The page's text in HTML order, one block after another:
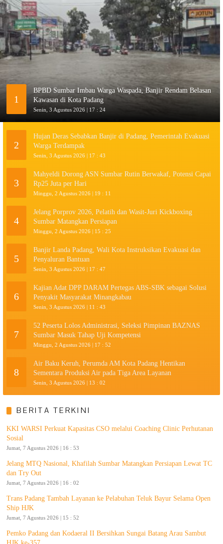
1
BPBD Sumbar Imbau Warga Waspada, Banjir Rendam Belasan
Kawasan di Kota Padang
Senin, 3 Agustus 2026 | 17 : 24
2
Hujan Deras Sebabkan Banjir di Padang, Pemerintah Evakuasi
Warga Terdampak
Senin, 3 Agustus 2026 | 17 : 43
3
Mahyeldi Dorong ASN Sumbar Rutin Berwakaf, Potensi Capai
Rp25 Juta per Hari
Minggu, 2 Agustus 2026 | 19 : 11
4
Jelang Porprov 2026, Pelatih dan Wasit-Juri Kickboxing
Sumbar Matangkan Persiapan
Minggu, 2 Agustus 2026 | 15 : 25
5
Banjir Landa Padang, Wali Kota Instruksikan Evakuasi dan
Penyaluran Bantuan
Senin, 3 Agustus 2026 | 17 : 47
6
Kajian Adat DPP DARAM Pertegas ABS-SBK sebagai Solusi
Penyakit Masyarakat Minangkabau
Senin, 3 Agustus 2026 | 11 : 43
7
52 Peserta Lolos Administrasi, Seleksi Pimpinan BAZNAS
Sumbar Masuk Tahap Uji Kompetensi
Minggu, 2 Agustus 2026 | 17 : 52
8
Air Baku Keruh, Perumda AM Kota Padang Hentikan
Sementara Produksi Air pada Tiga Area Layanan
Senin, 3 Agustus 2026 | 13 : 02
BERITA TERKINI
KKI WARSI Perkuat Kapasitas CSO melalui Coaching Clinic Perhutanan
Sosial
Jumat, 7 Agustus 2026 | 16 : 53
Jelang MTQ Nasional, Khafilah Sumbar Matangkan Persiapan Lewat TC
dan Try Out
Jumat, 7 Agustus 2026 | 16 : 02
Trans Padang Tambah Layanan ke Pelabuhan Teluk Bayur Selama Open
Ship HJK
Jumat, 7 Agustus 2026 | 15 : 52
Pemko Padang dan Kodaeral II Bersihkan Sungai Batang Arau Sambut